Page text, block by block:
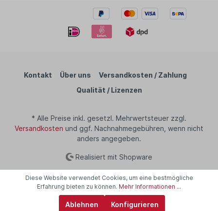
Kontakt Über uns
Versandkosten / Zahlung
Qualität / Lizenzen
* Alle Preise inkl. gesetzl. Mehrwertsteuer zzgl.
Versandkosten und ggf. Nachnahmegebühren, wenn nicht
anders angegeben.
Realisiert mit Shopware
Diese Website verwendet Cookies, um eine bestmögliche
Erfahrung bieten zu können. Mehr Informationen ...
Ablehnen Konfigurieren